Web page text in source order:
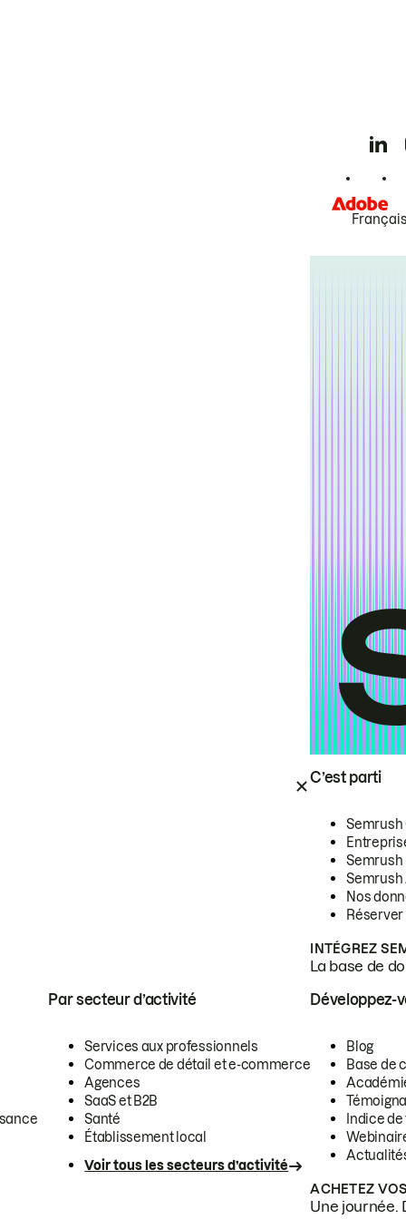
C’est parti
Semrush
Semrush
Semrush
Nos
INTÉGREZ
La base de
Par secteur d’activité
Services aux professionnels
Commerce de détail et e-commerce
Agences
SaaS et B2B
Santé
Établissement local
Voir tous les secteurs d’activité
Développez-
Blog
Base de
Indice
ACHETEZ
Une journée.